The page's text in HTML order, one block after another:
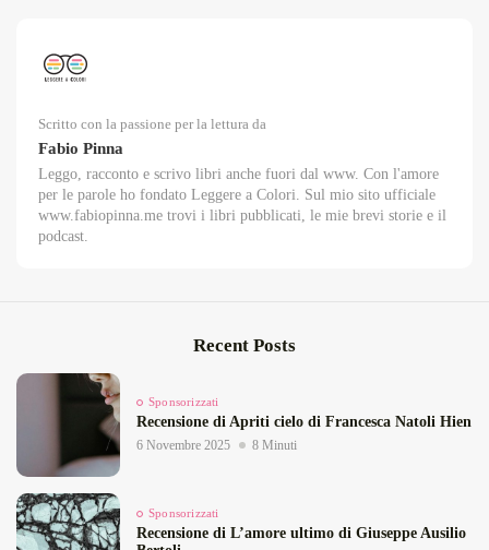
Scritto con la passione per la lettura da
Fabio Pinna
Leggo, racconto e scrivo libri anche fuori dal www. Con l'amore
per le parole ho fondato Leggere a Colori. Sul mio sito ufficiale
www.fabiopinna.me trovi i libri pubblicati, le mie brevi storie e il
podcast.
Recent Posts
Sponsorizzati
Recensione di Apriti cielo di Francesca Natoli Hien
6 Novembre 2025 8 Minuti
Sponsorizzati
Recensione di L’amore ultimo di Giuseppe Ausilio